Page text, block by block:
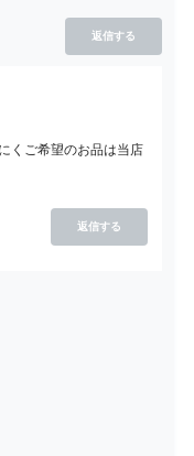
返信する
くご希望のお品は当店
返信する